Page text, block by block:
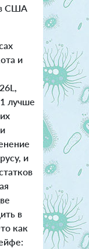
в США
и
лучше
и
в
как